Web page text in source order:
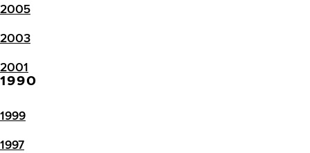
2005
2003
2001
1990
1999
1997